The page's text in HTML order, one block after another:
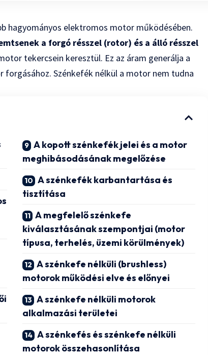
hagyományos elektromos motor működésében.
a forgó résszel (rotor) és a álló résszel
tekercsein keresztül. Ez az áram generálja a
Szénkefék nélkül a motor nem tudna
A kopott szénkefék jelei és a motor
meghibásodásának megelőzése
A szénkefék karbantartása és
tisztítása
A megfelelő szénkefe
kiválasztásának szempontjai (motor
típusa, terhelés, üzemi körülmények)
A szénkefe nélküli (brushless)
motorok működési elve és előnyei
A szénkefe nélküli motorok
alkalmazási területei
A szénkefés és szénkefe nélküli
motorok összehasonlítása